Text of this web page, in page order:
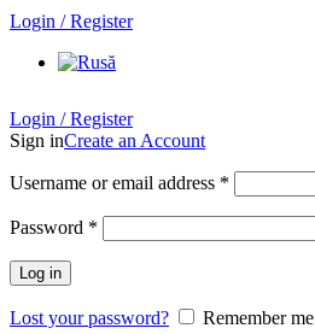
Login / Register
Login / Register
Sign inCreate an Account
Username or email address *
Password *
Log in
Lost your password? Remember me